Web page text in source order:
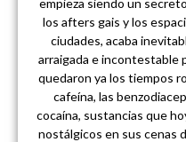
los afters gais y los
ciudades, acaba
arraigada e incontestable
quedaron ya los tiempos
cafeína, las
cocaína, sustancias que
nostálgicos en sus cenas